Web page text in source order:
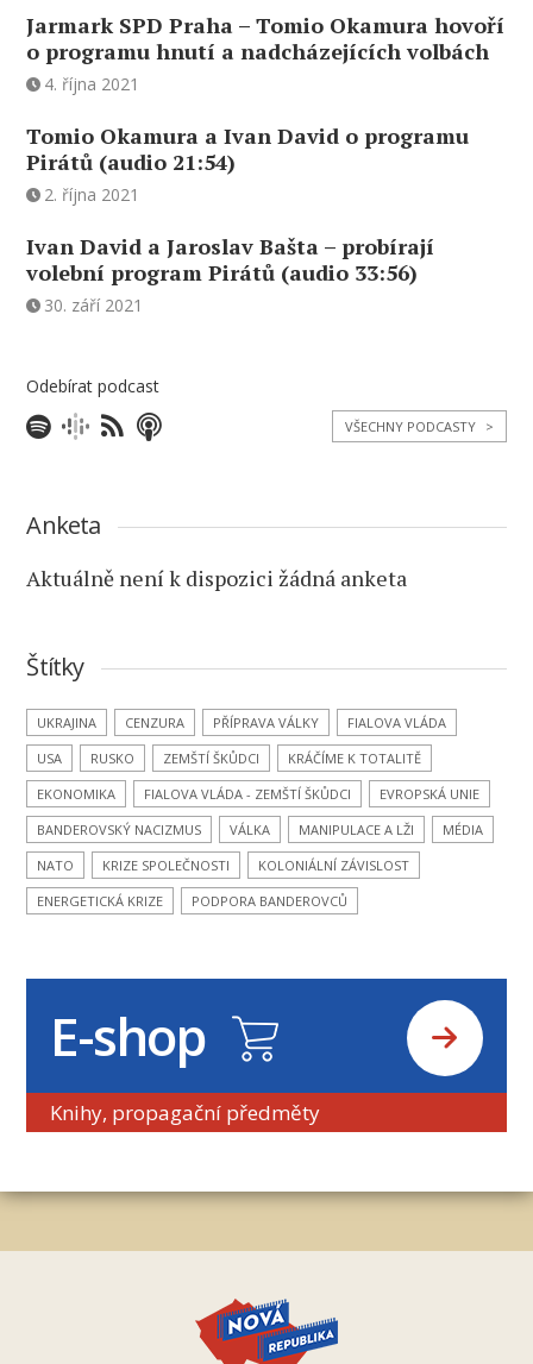
Jarmark SPD Praha – Tomio Okamura hovoří
o programu hnutí a nadcházejících volbách
4. října 2021
Tomio Okamura a Ivan David o programu
Pirátů (audio 21:54)
2. října 2021
Ivan David a Jaroslav Bašta – probírají
volební program Pirátů (audio 33:56)
30. září 2021
Odebírat podcast
VŠECHNY PODCASTY >
Anketa
Aktuálně není k dispozici žádná anketa
Štítky
UKRAJINA CENZURA PŘÍPRAVA VÁLKY
FIALOVA VLÁDA
USA
RUSKO ZEMŠTÍ ŠKŮDCI
KRÁČÍME K TOTALITĚ
EKONOMIKA
FIALOVA VLÁDA - ZEMŠTÍ ŠKŮDCI
EVROPSKÁ UNIE
BANDEROVSKÝ NACIZMUS
VÁLKA MANIPULACE A LŽI
MÉDIA
NATO
KRIZE SPOLEČNOSTI
KOLONIÁLNÍ ZÁVISLOST
ENERGETICKÁ KRIZE
PODPORA BANDEROVCŮ
E-shop
Knihy, propagační předměty